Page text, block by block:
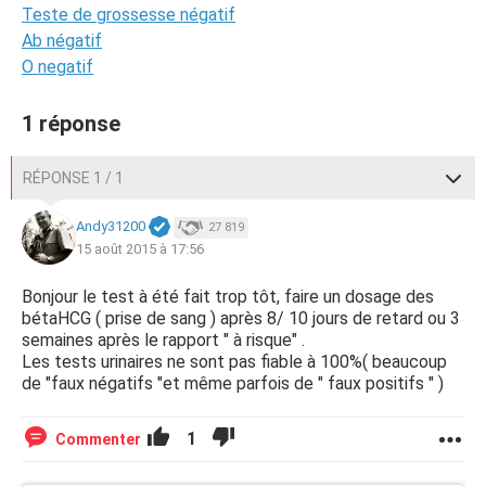
Teste de grossesse négatif
Ab négatif
O negatif
1 réponse
RÉPONSE 1 / 1
Andy31200 27 819
15 août 2015 à 17:56
Bonjour le test à été fait trop tôt, faire un dosage des
bétaHCG ( prise de sang ) après 8/ 10 jours de retard ou 3
semaines après le rapport " à risque" .
Les tests urinaires ne sont pas fiable à 100%( beaucoup
de "faux négatifs "et même parfois de " faux positifs " )
Commenter 1